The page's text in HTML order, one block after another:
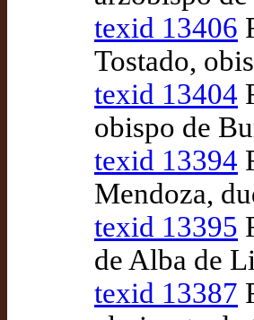
texid 13406
Tostado,
texid 13404
obispo de
texid 13394
Mendoza,
texid 13395
de Alba de
texid 13387